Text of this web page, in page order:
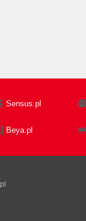
Sensus.pl
Beya.pl